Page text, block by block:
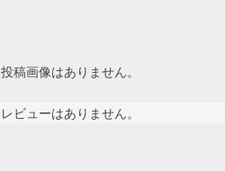
投稿画像はありません。
レビューはありません。